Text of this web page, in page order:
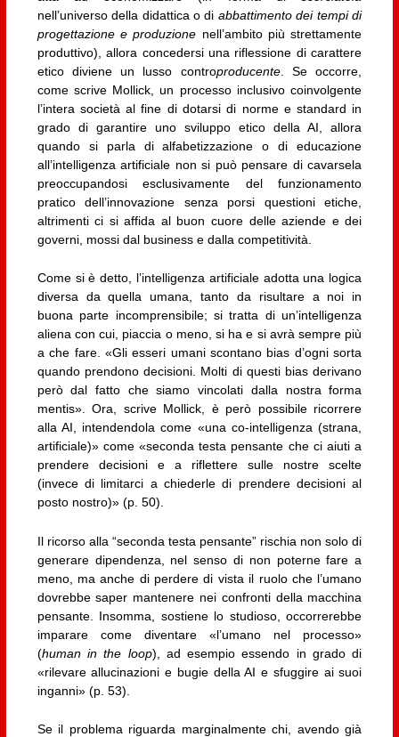
nell’universo della didattica o di abbattimento dei tempi di
progettazione e produzione nell’ambito più strettamente
produttivo), allora concedersi una riflessione di carattere
etico diviene un lusso controproducente. Se occorre,
come scrive Mollick, un processo inclusivo coinvolgente
l’intera società al fine di dotarsi di norme e standard in
grado di garantire uno sviluppo etico della AI, allora
quando si parla di alfabetizzazione o di educazione
all’intelligenza artificiale non si può pensare di cavarsela
preoccupandosi esclusivamente del funzionamento
pratico dell’innovazione senza porsi questioni etiche,
altrimenti ci si affida al buon cuore delle aziende e dei
governi, mossi dal business e dalla competitività.
Come si è detto, l’intelligenza artificiale adotta una logica
diversa da quella umana, tanto da risultare a noi in
buona parte incomprensibile; si tratta di un’intelligenza
aliena con cui, piaccia o meno, si ha e si avrà sempre più
a che fare. «Gli esseri umani scontano bias d’ogni sorta
quando prendono decisioni. Molti di questi bias derivano
però dal fatto che siamo vincolati dalla nostra forma
mentis». Ora, scrive Mollick, è però possibile ricorrere
alla AI, intendendola come «una co-intelligenza (strana,
artificiale)» come «seconda testa pensante che ci aiuti a
prendere decisioni e a riflettere sulle nostre scelte
(invece di limitarci a chiederle di prendere decisioni al
posto nostro)» (p. 50).
Il ricorso alla “seconda testa pensante” rischia non solo di
generare dipendenza, nel senso di non poterne fare a
meno, ma anche di perdere di vista il ruolo che l’umano
dovrebbe saper mantenere nei confronti della macchina
pensante. Insomma, sostiene lo studioso, occorrerebbe
imparare come diventare «l’umano nel processo»
(human in the loop), ad esempio essendo in grado di
«rilevare allucinazioni e bugie della AI e sfuggire ai suoi
inganni» (p. 53).
Se il problema riguarda marginalmente chi, avendo già